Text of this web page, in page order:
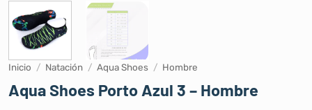
Inicio / Natación / Aqua Shoes / Hombre
Aqua Shoes Porto Azul 3 – Hombre